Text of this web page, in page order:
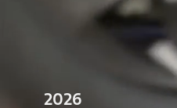
2026